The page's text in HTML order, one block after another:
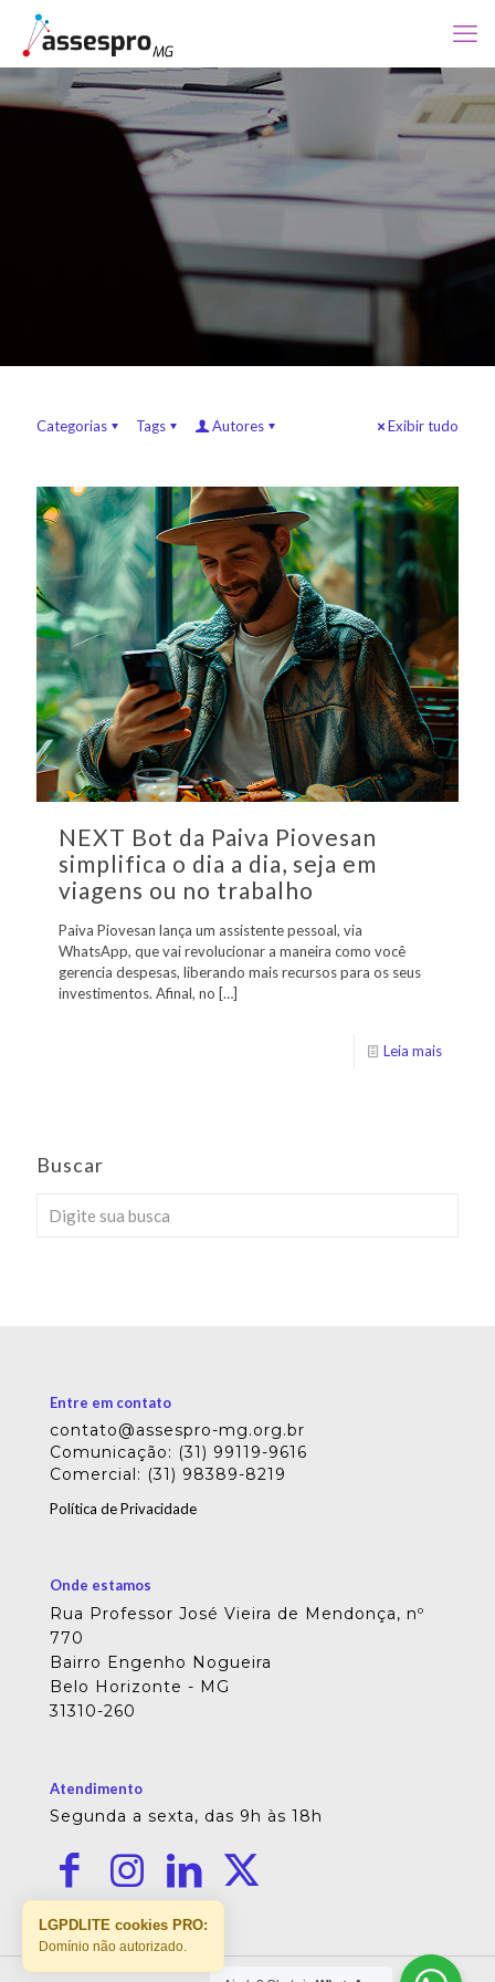
Categorias Tags Autores Exibir tudo
NEXT Bot da Paiva Piovesan
simplifica o dia a dia, seja em
viagens ou no trabalho
Paiva Piovesan lança um assistente pessoal, via
WhatsApp, que vai revolucionar a maneira como você
gerencia despesas, liberando mais recursos para os seus
investimentos. Afinal, no […]
Leia mais
Buscar
Entre em contato
contato@assespro-mg.org.br
Comunicação: (31) 99119-9616
Comercial: (31) 98389-8219
Política de Privacidade
Onde estamos
Rua Professor José Vieira de Mendonça, nº
770
Bairro Engenho Nogueira
Belo Horizonte - MG
31310-260
Atendimento
Segunda a sexta, das 9h às 18h
LGPDLITE cookies PRO:
Domínio não autorizado.